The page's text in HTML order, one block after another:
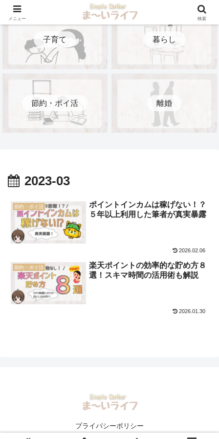
子育て 暮らし
節約・ポイ活 離婚
2023-03
節約・ポイ活
ポイントインカムは稼げない！？
５年以上利用した筆者が真実暴露
2026.02.06
節約・ポイ活
楽天ポイントの効率的な貯め方８
選！スキマ時間の活用術も解説
2026.01.30
プライバシーポリシー
メニュー 検索